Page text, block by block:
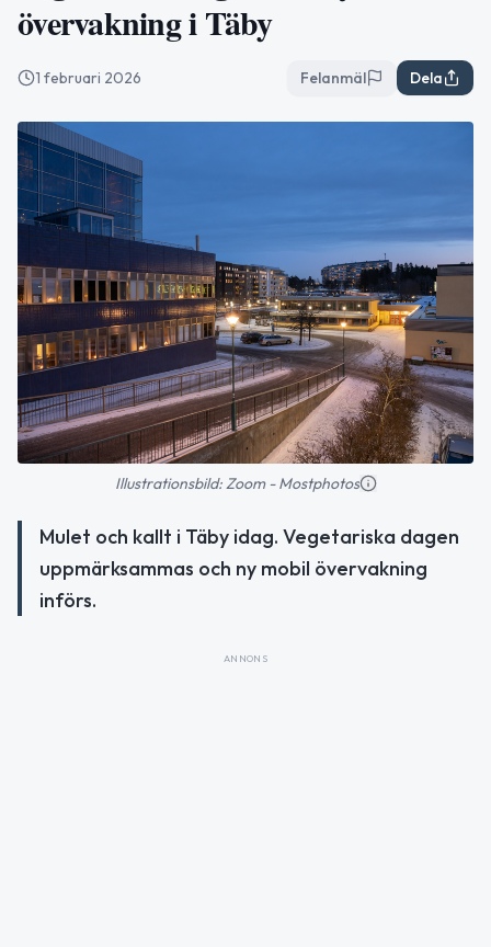
övervakning i Täby
1 februari 2026 Felanmäl Dela
Illustrationsbild: Zoom - Mostphotos
Mulet och kallt i Täby idag. Vegetariska dagen
uppmärksammas och ny mobil övervakning
införs.
ANNONS